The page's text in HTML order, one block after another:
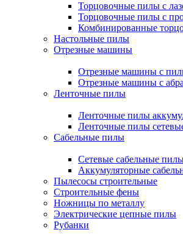
Торцовочные пилы с
Торцовочные пилы с
Комбинированные
Настольные пилы
Отрезные машины
Отрезные машины с
Отрезные машины с
Ленточные пилы
Ленточные пилы
Ленточные пилы
Сабельные пилы
Сетевые сабельные
Аккумуляторные
Пылесосы строительные
Строительные фены
Ножницы по металлу
Электрические цепные пилы
Рубанки